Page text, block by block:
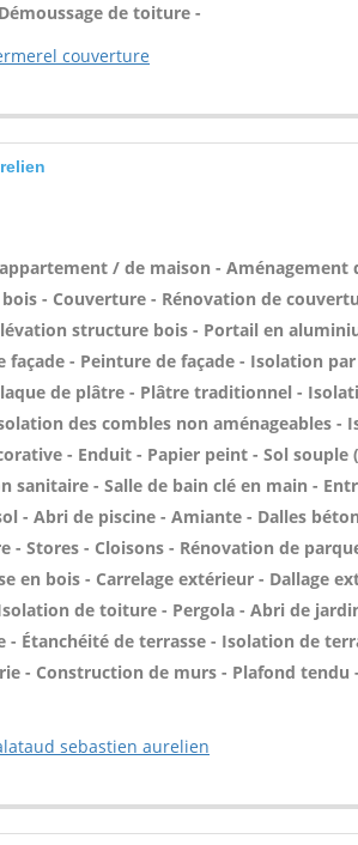
de toiture -
couverture
/ de maison - Aménagement
- Couverture - Rénovation de
structure bois - Portail en
façade - Peinture de façade - Isolation
de plâtre - Plâtre traditionnel -
des combles non aménageables -
- Enduit - Papier peint - Sol souple
sanitaire - Salle de bain clé en main -
- Abri de piscine - Amiante - Dalles
- Stores - Cloisons - Rénovation de
en bois - Carrelage extérieur - Dallage
de toiture - Pergola - Abri de
- Étanchéité de terrasse - Isolation de
- Construction de murs - Plafond tendu
sebastien aurelien